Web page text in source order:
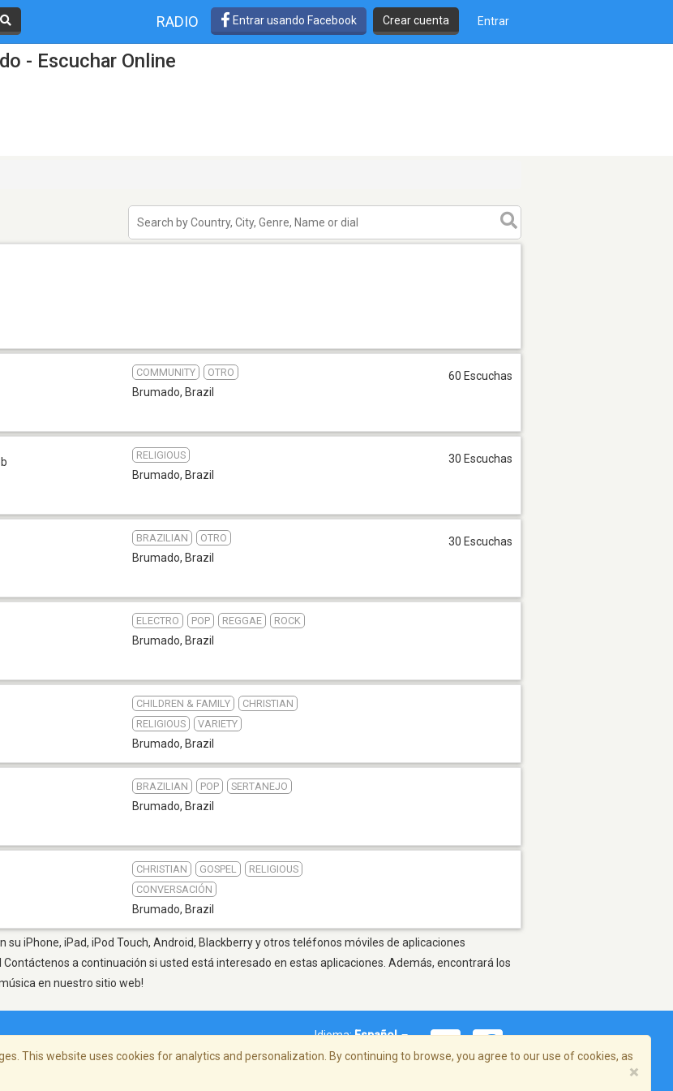
RADIO Entrar usando Facebook Crear cuenta Entrar
- Escuchar Online
COMMUNITY OTRO
Brumado, Brazil
60 Escuchas
RELIGIOUS
Brumado, Brazil
30 Escuchas
BRAZILIAN OTRO
Brumado, Brazil
30 Escuchas
ELECTRO POP REGGAE ROCK
Brumado, Brazil
CHILDREN & FAMILY
CHRISTIAN
RELIGIOUS
VARIETY
Brumado, Brazil
BRAZILIAN POP SERTANEJO
Brumado, Brazil
CHRISTIAN GOSPEL
RELIGIOUS
CONVERSACIÓN
Brumado, Brazil
su iPhone, iPad, iPod Touch, Android, Blackberry y otros teléfonos móviles de aplicaciones
a continuación si usted está interesado en estas aplicaciones. Además, encontrará los
en nuestro sitio web!
Idioma:Español
This website uses cookies for analytics and personalization. By continuing to browse, you agree to our use of cookies, as
×